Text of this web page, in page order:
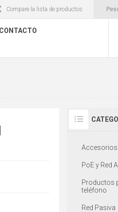
Compare la lista de productos
CONTACTO
Accesorios
PoE y Red
Productos
teléfono
Red Pasiva